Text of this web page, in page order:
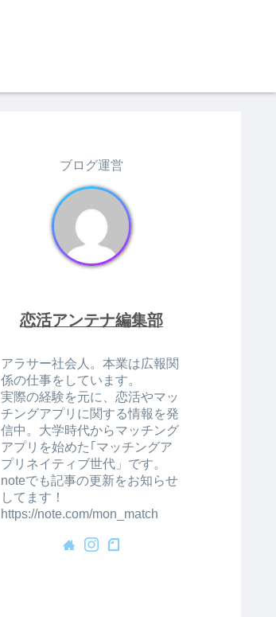
ブログ運営
恋活アンテナ編集部
アラサー社会人。本業は広報関
係の仕事をしています。
実際の経験を元に、恋活やマッ
チングアプリに関する情報を発
信中。大学時代からマッチング
アプリを始めた｢マッチングア
プリネイティブ世代」です。
noteでも記事の更新をお知らせ
してます！
https://note.com/mon_match